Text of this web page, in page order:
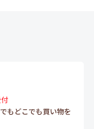
もどこでも買い物を